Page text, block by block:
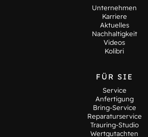
Unternehmen
Karriere
Aktuelles
Nachhaltigkeit
Videos
Kolibri
FÜR SIE
Service
Anfertigung
Bring-Service
Reparaturservice
Trauring-Studio
Wertgutachten